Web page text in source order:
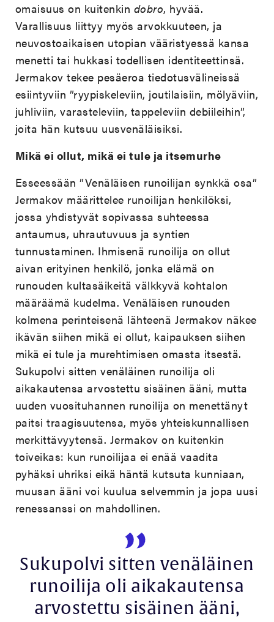
omaisuus on kuitenkin dobro, hyvää.
Varallisuus liittyy myös arvokkuuteen, ja
neuvostoaikaisen utopian vääristyessä kansa
menetti tai hukkasi todellisen identiteettinsä.
Jermakov tekee pesäeroa tiedotusvälineissä
esiintyviin ”ryypiskeleviin, joutilaisiin, mölyäviin,
juhliviin, varasteleviin, tappeleviin debiileihin”,
joita hän kutsuu uusvenäläisiksi.
Mikä ei ollut, mikä ei tule ja itsemurhe
Esseessään ”Venäläisen runoilijan synkkä osa”
Jermakov määrittelee runoilijan henkilöksi,
jossa yhdistyvät sopivassa suhteessa
antaumus, uhrautuvuus ja syntien
tunnustaminen. Ihmisenä runoilija on ollut
aivan erityinen henkilö, jonka elämä on
runouden kultasäikeitä välkkyvä kohtalon
määräämä kudelma. Venäläisen runouden
kolmena perinteisenä lähteenä Jermakov näkee
ikävän siihen mikä ei ollut, kaipauksen siihen
mikä ei tule ja murehtimisen omasta itsestä.
Sukupolvi sitten venäläinen runoilija oli
aikakautensa arvostettu sisäinen ääni, mutta
uuden vuosituhannen runoilija on menettänyt
paitsi traagisuutensa, myös yhteiskunnallisen
merkittävyytensä. Jermakov on kuitenkin
toiveikas: kun runoilijaa ei enää vaadita
pyhäksi uhriksi eikä häntä kutsuta kunniaan,
muusan ääni voi kuulua selvemmin ja jopa uusi
renessanssi on mahdollinen.
Sukupolvi sitten venäläinen
runoilija oli aikakautensa
arvostettu sisäinen ääni,